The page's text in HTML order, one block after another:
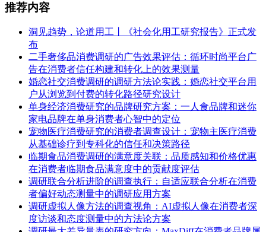
推荐内容
洞见趋势，论道用工丨《社会化用工研究报告》正式发
布
二手奢侈品消费调研的广告效果评估：循环时尚平台广
告在消费者信任构建和转化上的效果测量
婚恋社交消费调研的调研方法论实践：婚恋社交平台用
户从浏览到付费的转化路径研究设计
单身经济消费研究的品牌研究方案：一人食品牌和迷你
家电品牌在单身消费者心智中的定位
宠物医疗消费研究的消费者调查设计：宠物主医疗消费
从基础诊疗到专科化的信任和决策路径
临期食品消费调研的满意度关联：品质感知和价格优惠
在消费者临期食品满意度中的贡献度评估
调研联合分析进阶的调查执行：自适应联合分析在消费
者偏好动态测量中的调研应用方案
调研虚拟人像方法的调查视角：AI虚拟人像在消费者深
度访谈和态度测量中的方法论方案